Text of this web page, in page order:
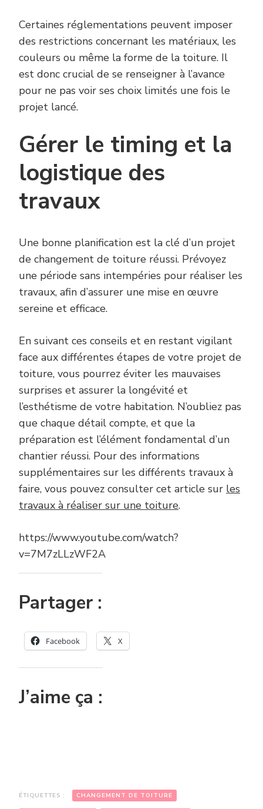
Certaines réglementations peuvent imposer
des restrictions concernant les matériaux, les
couleurs ou même la forme de la toiture. Il
est donc crucial de se renseigner à l’avance
pour ne pas voir ses choix limités une fois le
projet lancé.
Gérer le timing et la
logistique des
travaux
Une bonne planification est la clé d’un projet
de changement de toiture réussi. Prévoyez
une période sans intempéries pour réaliser les
travaux, afin d’assurer une mise en œuvre
sereine et efficace.
En suivant ces conseils et en restant vigilant
face aux différentes étapes de votre projet de
toiture, vous pourrez éviter les mauvaises
surprises et assurer la longévité et
l’esthétisme de votre habitation. N’oubliez pas
que chaque détail compte, et que la
préparation est l’élément fondamental d’un
chantier réussi. Pour des informations
supplémentaires sur les différents travaux à
faire, vous pouvez consulter cet article sur les
travaux à réaliser sur une toiture.
https://www.youtube.com/watch?
v=7M7zLLzWF2A
Partager :
Facebook X
J’aime ça :
ÉTIQUETTES : CHANGEMENT DE TOITURE